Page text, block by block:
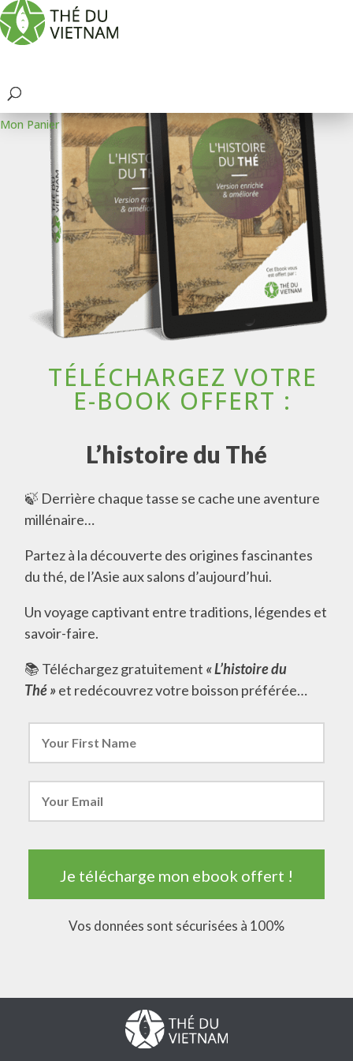
Qui sommes-nous ?
Témoignages
E-books
Contact
Mon Panier
TÉLÉCHARGEZ VOTRE
E-BOOK OFFERT :
L’histoire du Thé
🍃 Derrière chaque tasse se cache une aventure
millénaire…
Partez à la découverte des origines fascinantes
du thé, de l’Asie aux salons d’aujourd’hui.
Un voyage captivant entre traditions, légendes et
savoir-faire.
📚 Téléchargez gratuitement « L’histoire du
Thé »et redécouvrez votre boisson préférée…
Je télécharge mon ebook offert !
Vos données sont sécurisées à 100%